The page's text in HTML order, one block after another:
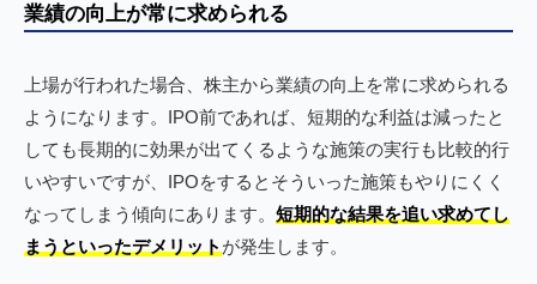
業績の向上が常に求められる
上場が行われた場合、株主から業績の向上を常に求められる
ようになります。IPO前であれば、短期的な利益は減ったと
しても長期的に効果が出てくるような施策の実行も比較的行
いやすいですが、IPOをするとそういった施策もやりにくく
なってしまう傾向にあります。 短期的な結果を追い求めてし
まうといったデメリット が発生します。